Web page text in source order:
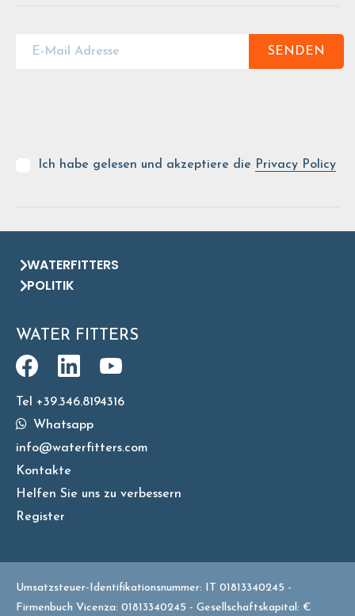
SENDEN
Ich habe gelesen und akzeptiere die Privacy Policy
WATERFITTERS
POLITIK
WATER FITTERS
Tel +39.346.8194316
Whatsapp
info@waterfitters.com
Kontakte
Helfen Sie uns zu verbessern
Register
Umsatzsteuer-Identifikationsnummer: IT 01813340245 -
Firmenbuch Vicenza: 01813340245 - Gesellschaftskapital: €